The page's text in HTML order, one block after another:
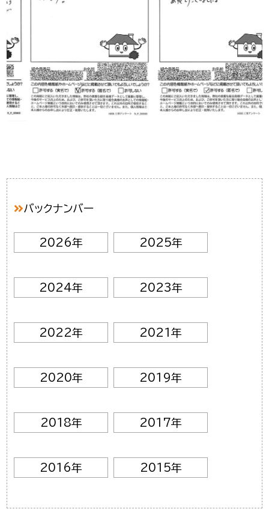
バックナンバー
2026年 2025年
2024年 2023年
2022年 2021年
2020年 2019年
2018年 2017年
2016年 2015年